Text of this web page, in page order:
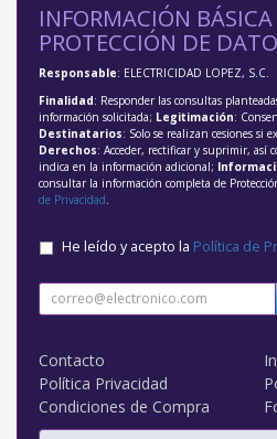
INFORMACIÓN BÁSICA
PROTECCIÓN DE
Responsable: ELECTRICIDAD LOPEZ, S.C.
Finalidad: Responder las consultas
información solicitada; Legitimación:
Destinatarios: Solo se realizan cesiones si
Derechos: Acceder, rectificar y suprimir, así
indica en la información adicional;
consultar la información completa de
de Privacidad
He leído y acepto la Política de
Contacto
Política Privacidad
Condiciones de Compra